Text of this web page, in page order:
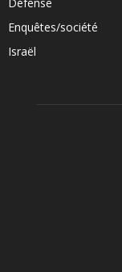
Défense
Enquêtes/société
Israël